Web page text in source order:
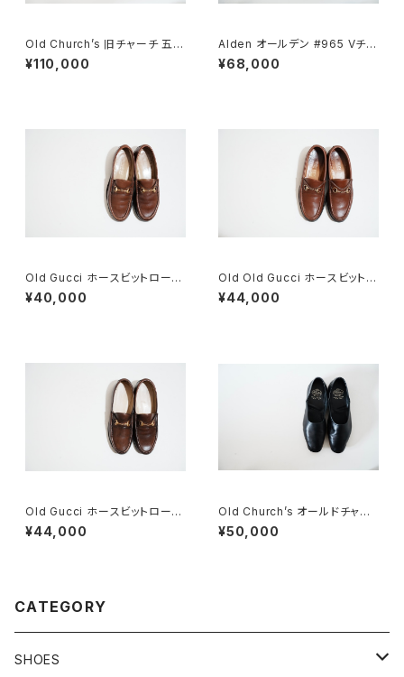
Old Church’s 旧チャーチ 五都
市 Consul 60G
¥110,000
Alden オールデン #965 Vチッ
プ 9D
¥68,000
Old Gucci ホースビットローフ
ァー 4.5B ラバー BR
¥40,000
Old Old Gucci ホースビットロ
ーファー 36C BRラバーソール
¥44,000
Old Gucci ホースビットローフ
ァー 35C DB
¥44,000
Old Church’s オールドチャー
チ 四都市 ドクターシューズ 8.5
F
¥50,000
CATEGORY
SHOES